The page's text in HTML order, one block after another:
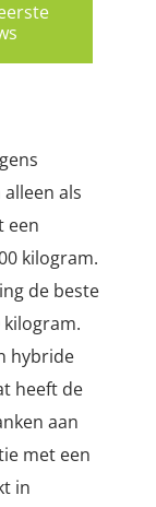
als
een
kilogram.
de beste
kilogram.
hybride
heeft de
aan
met een
in